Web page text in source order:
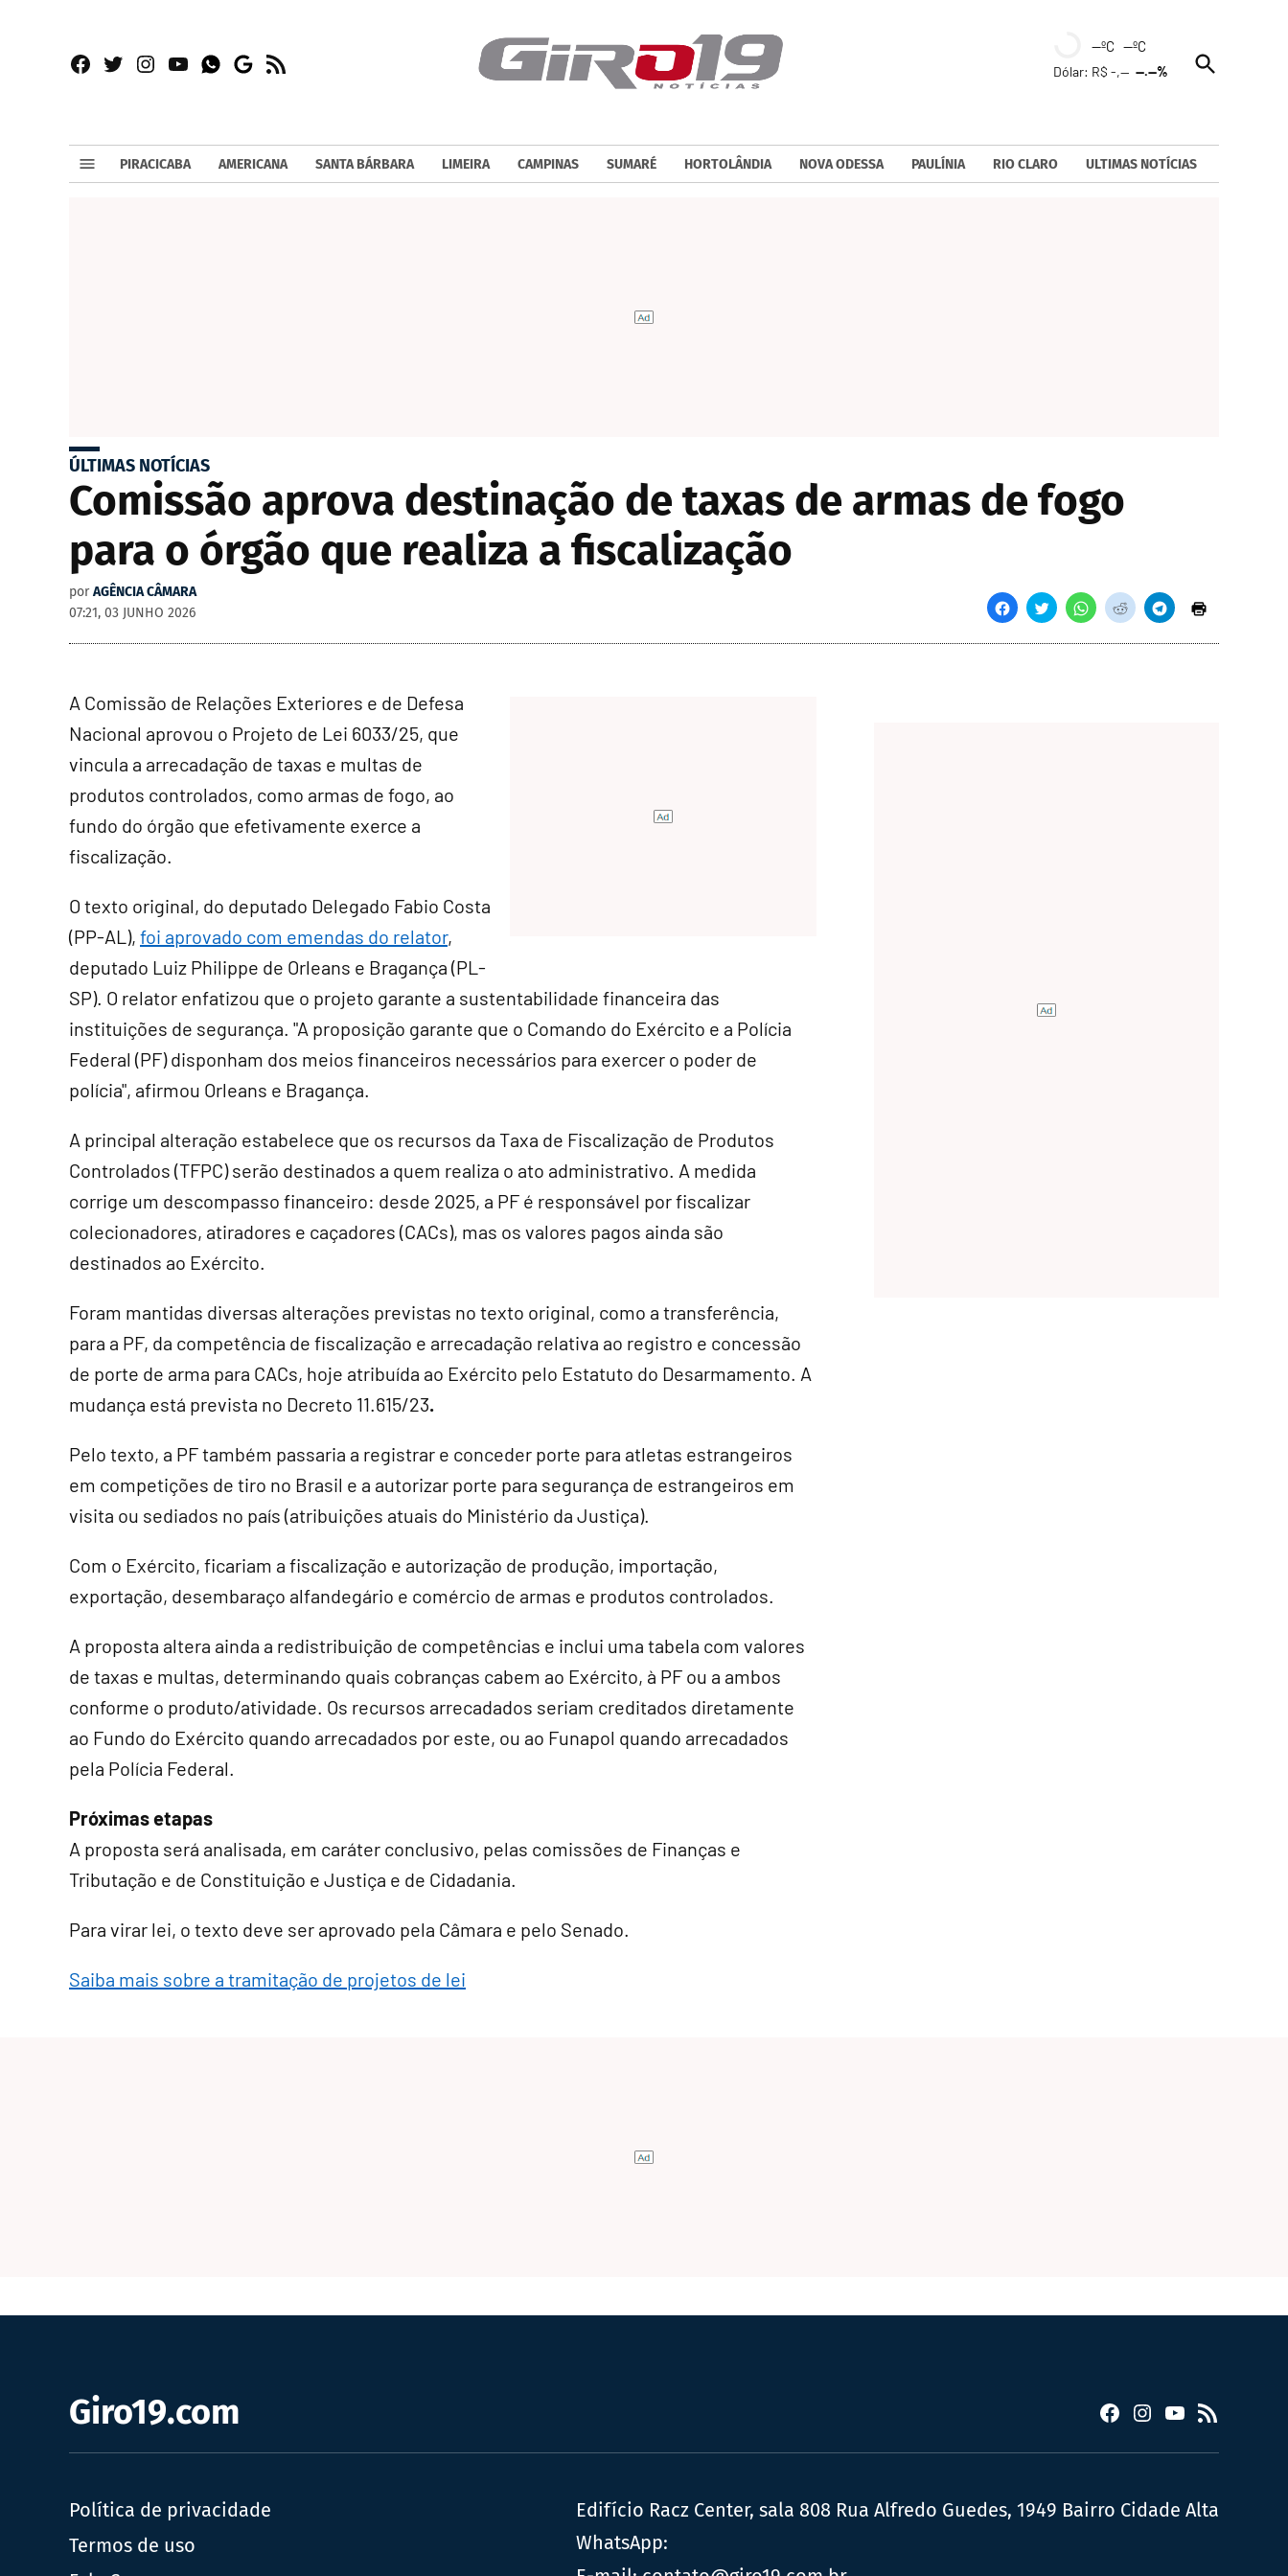
Facebook
TwitterInstagram
YouTubeWhatsapp
Google
RSS
--ºC --ºC
Dólar: R$ -,----.--%
Open
Search
PIRACICABA AMERICANA SANTA BÁRBARA LIMEIRA CAMPINAS SUMARÉ HORTOLÂNDIA NOVA ODESSA PAULÍNIA RIO CLARO ULTIMAS NOTÍCIAS
ÚLTIMAS NOTÍCIAS
Comissão aprova destinação de taxas de armas de fogo
para o órgão que realiza a fiscalização
por AGÊNCIA CÂMARA
07:21, 03 JUNHO 2026
A Comissão de Relações Exteriores e de Defesa
Nacional aprovou o Projeto de Lei 6033/25, que
vincula a arrecadação de taxas e multas de
produtos controlados, como armas de fogo, ao
fundo do órgão que efetivamente exerce a
fiscalização.
O texto original, do deputado Delegado Fabio Costa
(PP-AL), foi aprovado com emendas do relator,
deputado Luiz Philippe de Orleans e Bragança (PL-
SP). O relator enfatizou que o projeto garante a sustentabilidade financeira das
instituições de segurança. "A proposição garante que o Comando do Exército e a Polícia
Federal (PF) disponham dos meios financeiros necessários para exercer o poder de
polícia", afirmou Orleans e Bragança.
A principal alteração estabelece que os recursos da Taxa de Fiscalização de Produtos
Controlados (TFPC) serão destinados a quem realiza o ato administrativo. A medida
corrige um descompasso financeiro: desde 2025, a PF é responsável por fiscalizar
colecionadores, atiradores e caçadores (CACs), mas os valores pagos ainda são
destinados ao Exército.
Foram mantidas diversas alterações previstas no texto original, como a transferência,
para a PF, da competência de fiscalização e arrecadação relativa ao registro e concessão
de porte de arma para CACs, hoje atribuída ao Exército pelo Estatuto do Desarmamento. A
mudança está prevista no Decreto 11.615/23.
Pelo texto, a PF também passaria a registrar e conceder porte para atletas estrangeiros
em competições de tiro no Brasil e a autorizar porte para segurança de estrangeiros em
visita ou sediados no país (atribuições atuais do Ministério da Justiça).
Com o Exército, ficariam a fiscalização e autorização de produção, importação,
exportação, desembaraço alfandegário e comércio de armas e produtos controlados.
A proposta altera ainda a redistribuição de competências e inclui uma tabela com valores
de taxas e multas, determinando quais cobranças cabem ao Exército, à PF ou a ambos
conforme o produto/atividade. Os recursos arrecadados seriam creditados diretamente
ao Fundo do Exército quando arrecadados por este, ou ao Funapol quando arrecadados
pela Polícia Federal.
Próximas etapas
A proposta será analisada, em caráter conclusivo, pelas comissões de Finanças e
Tributação e de Constituição e Justiça e de Cidadania.
Para virar lei, o texto deve ser aprovado pela Câmara e pelo Senado.
Saiba mais sobre a tramitação de projetos de lei
Giro19.com Facebook
Instagram
YouTube
RSS
Política de privacidade
Termos de uso
Edifício Racz Center, sala 808 Rua Alfredo Guedes, 1949 Bairro Cidade Alta
WhatsApp: